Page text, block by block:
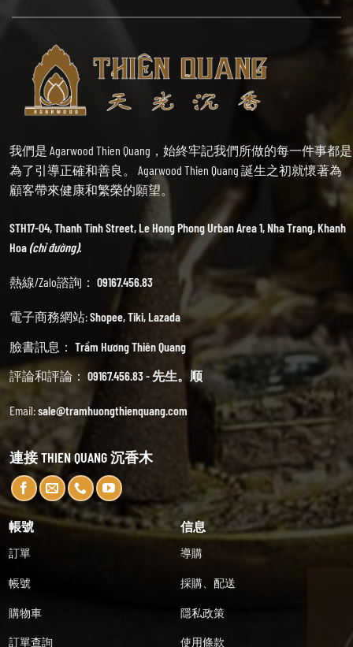
我們是 Agarwood Thien Quang，始終牢記我們所做的每一件事都是
為了引導正確和善良。 Agarwood Thien Quang 誕生之初就懷著為
顧客帶來健康和繁榮的願望。
STH17-04, Thanh Tinh Street, Le Hong Phong Urban Area 1, Nha Trang, Khanh
Hoa(chỉ đường).
熱線/Zalo諮詢： 09167.456.83
電子商務網站:Shopee,Tiki,Lazada
臉書訊息： Trầm Hương Thiên Quang
評論和評論： 09167.456.83 - 先生。顺
Email:sale@tramhuongthienquang.com
連接 THIEN QUANG 沉香木
帳號
訂單
帳號
購物車
訂單查詢
信息
導購
採購、配送
隱私政策
使用條款